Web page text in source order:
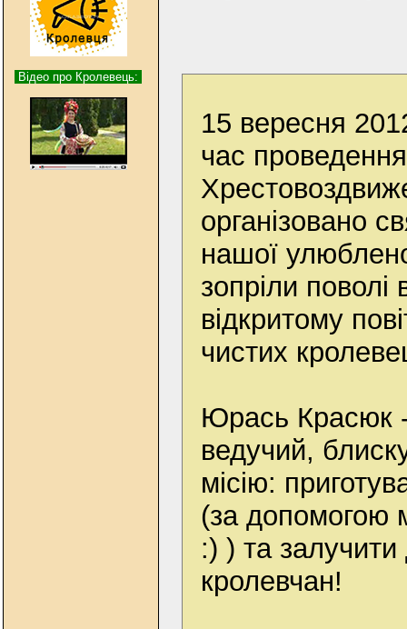
Відео про Кролевець:
15 вересня
час проведення
організовано
нашої
зопріли поволі
відкритому
чистих
Юрась Красюк
ведучий,
місію:
(за допомогою
:) ) та
кролевчан!